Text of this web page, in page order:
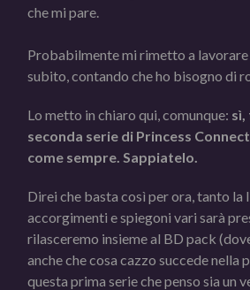
che mi pare.
Probabilmente mi rimetto a lavorare
subito, contando che ho bisogno di
Lo metto in chiaro qui, comunque: sì,
seconda serie di Princess
come sempre. Sappiatelo.
Direi che basta così per ora, tanto la
accorgimenti e spiegoni vari sarà
rilasceremo insieme al BD pack
anche che cosa cazzo succede nella
questa prima serie che penso sia un